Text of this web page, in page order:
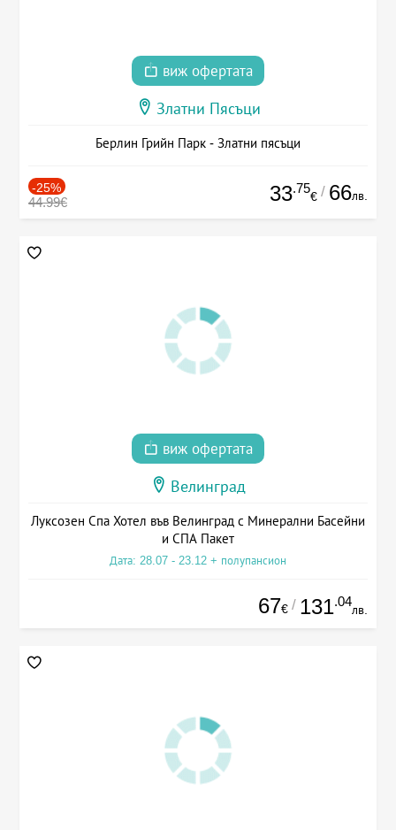
виж офертата
Златни Пясъци
Берлин Грийн Парк - Златни пясъци
-25%
44.99€ 33.75
€ / 66лв.
виж офертата
Велинград
Луксозен Спа Хотел във Велинград с Минерални Басейни
и СПА Пакет
Дата: 28.07 - 23.12 + полупансион
67€ / 131.04
лв.